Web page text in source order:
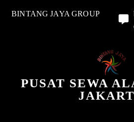
BINTANG JAYA GROUP
PUSAT SEWA